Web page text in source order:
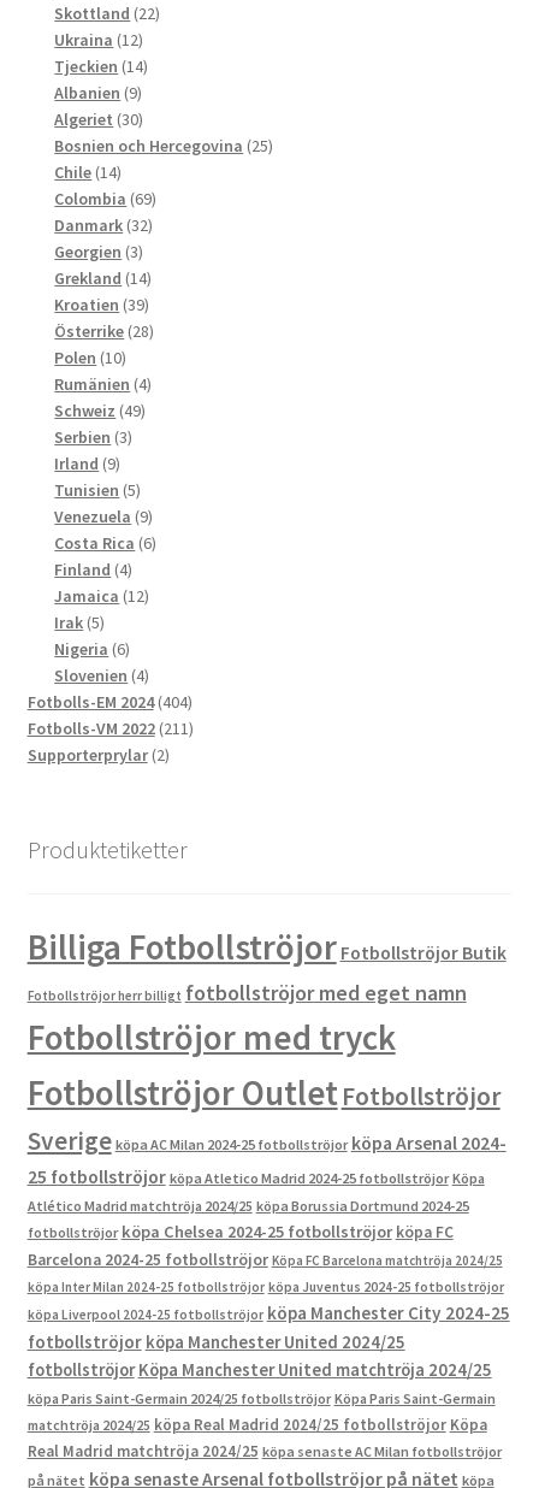
produkter
Skottland 2222
Ukraina 1212
produkter
Tjeckien 1414
Albanien 99
produkter
Algeriet 3030
produkter
Bosnien och Hercegovina 2525
Chile 1414
produkter
Colombia 6969
produkter
Danmark 3232
Georgien 33
produkter
Grekland 1414
produkter
Kroatien 3939
produkter
Österrike 2828
Polen 1010
produkter
Rumänien 44
Schweiz 4949
Serbien 33
Irland 99
produkter
Tunisien 55
produkter
Venezuela 99
produkter
Costa Rica 66
Finland 44
produkter
Jamaica 1212
Irak 55
produkter
Nigeria 66
produkter
Slovenien 44
produkter
Fotbolls-EM 2024 404404
produkter
Fotbolls-VM 2022 211211
Supporterprylar 22
Produktetiketter
Billiga Fotbollströjor Fotbollströjor Butik
Fotbollströjor herr billigt fotbollströjor med eget namn
Fotbollströjor med tryck
Fotbollströjor OutletFotbollströjor
Sverige köpa AC Milan 2024-25 fotbollströjor köpa Arsenal 2024-
25 fotbollströjor köpa Atletico Madrid 2024-25 fotbollströjor Köpa
Atlético Madrid matchtröja 2024/25 köpa Borussia Dortmund 2024-25
fotbollströjor köpa Chelsea 2024-25 fotbollströjor köpa FC
Barcelona 2024-25 fotbollströjor Köpa FC Barcelona matchtröja 2024/25
köpa Inter Milan 2024-25 fotbollströjor köpa Juventus 2024-25 fotbollströjor
köpa Liverpool 2024-25 fotbollströjor köpa Manchester City 2024-25
fotbollströjor köpa Manchester United 2024/25
fotbollströjor Köpa Manchester United matchtröja 2024/25
köpa Paris Saint-Germain 2024/25 fotbollströjor Köpa Paris Saint-Germain
matchtröja 2024/25 köpa Real Madrid 2024/25 fotbollströjor Köpa
Real Madrid matchtröja 2024/25 köpa senaste AC Milan fotbollströjor
på nätet köpa senaste Arsenal fotbollströjor på nätet köpa